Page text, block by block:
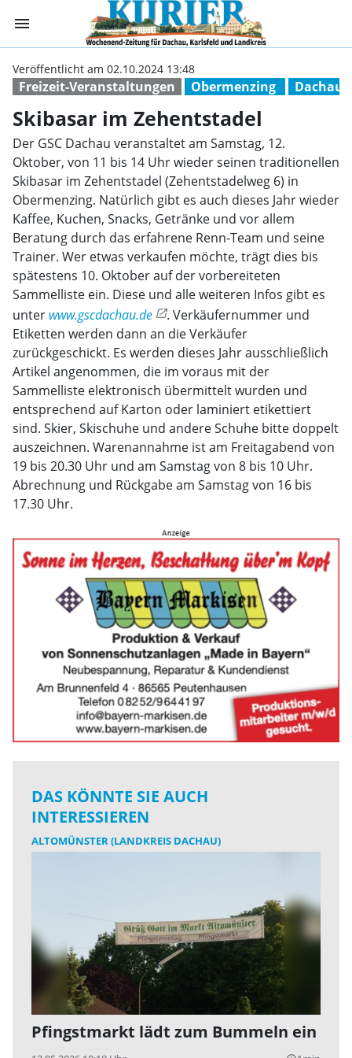
menu Skibasar im
Freizeit-Veranstaltungen Obermenzing Dachau
Veröffentlicht am 02.10.2024 13:48
Skibasar im Zehentstadel
Der GSC Dachau veranstaltet am Samstag, 12.
Oktober, von 11 bis 14 Uhr wieder seinen traditionellen
Skibasar im Zehentstadel (Zehentstadelweg 6) in
Obermenzing. Natürlich gibt es auch dieses Jahr wieder
Kaffee, Kuchen, Snacks, Getränke und vor allem
Beratung durch das erfahrene Renn-Team und seine
Trainer. Wer etwas verkaufen möchte, trägt dies bis
spätestens 10. Oktober auf der vorbereiteten
Sammelliste ein. Diese und alle weiteren Infos gibt es
unter www.gscdachau.de
. Verkäufernummer und
Etiketten werden dann an die Verkäufer
zurückgeschickt. Es werden dieses Jahr ausschließlich
Artikel angenommen, die im voraus mit der
Sammelliste elektronisch übermittelt wurden und
entsprechend auf Karton oder laminiert etikettiert
sind. Skier, Skischuhe und andere Schuhe bitte doppelt
auszeichnen. Warenannahme ist am Freitagabend von
19 bis 20.30 Uhr und am Samstag von 8 bis 10 Uhr.
Abrechnung und Rückgabe am Samstag von 16 bis
17.30 Uhr.
DAS KÖNNTE SIE AUCH
INTERESSIEREN
ALTOMÜNSTER (LANDKREIS DACHAU)
Pfingstmarkt lädt zum Bummeln ein